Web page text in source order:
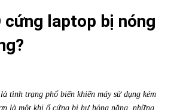
cứng laptop bị nóng
tình trạng phổ biến khiến máy sử dụng kém
là một khi ổ cứng bị hư hỏng nặng, những